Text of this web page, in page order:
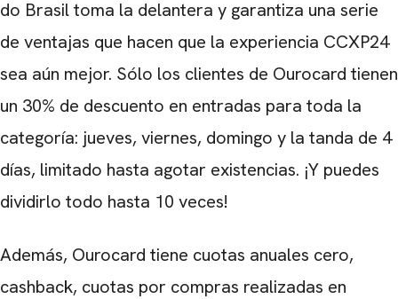
do Brasil toma la delantera y garantiza una serie
de ventajas que hacen que la experiencia CCXP24
sea aún mejor. Sólo los clientes de Ourocard tienen
un 30% de descuento en entradas para toda la
categoría: jueves, viernes, domingo y la tanda de 4
días, limitado hasta agotar existencias. ¡Y puedes
dividirlo todo hasta 10 veces!
Además, Ourocard tiene cuotas anuales cero,
cashback, cuotas por compras realizadas en